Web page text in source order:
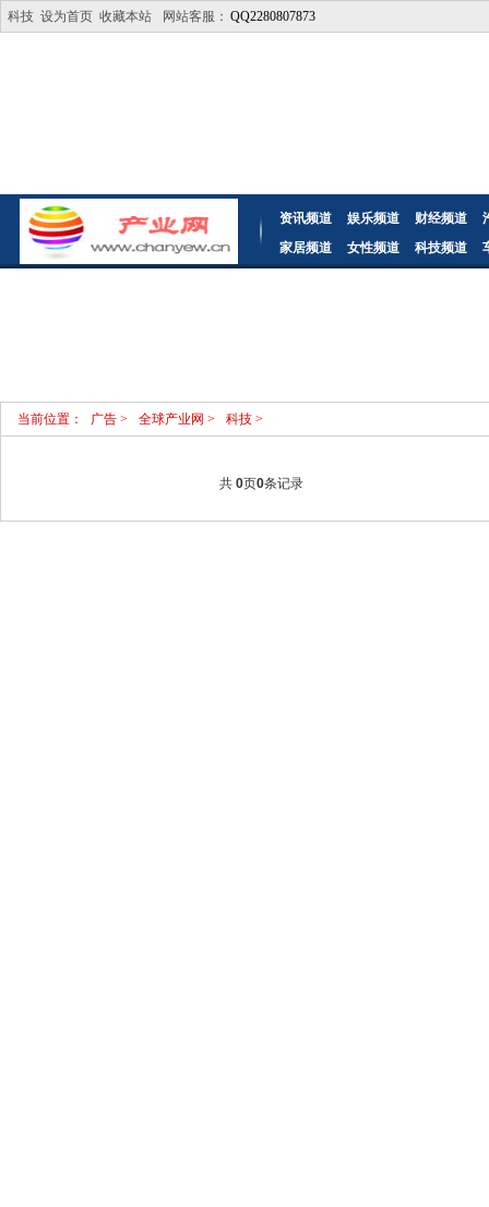
科技 设为首页 收藏本站 网站客服： QQ2280807873
资讯频道 娱乐频道 财经频道
家居频道
女性频道 科技频道
当前位置： 广告 > 全球产业网 > 科技 >
共 0页0条记录